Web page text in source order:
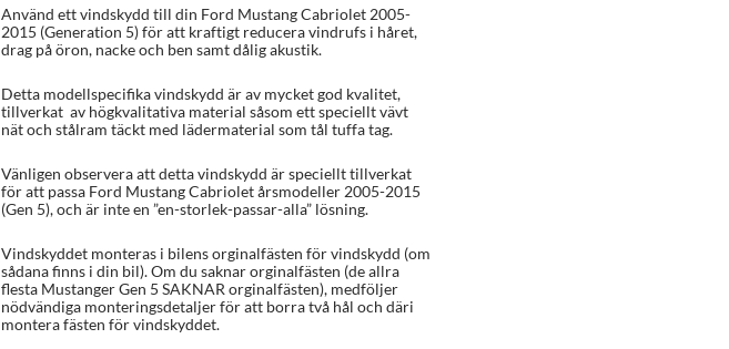
baserat på
kundrecens
ioner
Använd ett vindskydd till din Ford Mustang Cabriolet 2005-
2015 (Generation 5) för att kraftigt reducera vindrufs i håret,
drag på öron, nacke och ben samt dålig akustik.
Detta modellspecifika vindskydd är av mycket god kvalitet,
tillverkat av högkvalitativa material såsom ett speciellt vävt
nät och stålram täckt med lädermaterial som tål tuffa tag.
Vänligen observera att detta vindskydd är speciellt tillverkat
för att passa Ford Mustang Cabriolet årsmodeller 2005-2015
(Gen 5), och är inte en ”en-storlek-passar-alla” lösning.
Vindskyddet monteras i bilens orginalfästen för vindskydd (om
sådana finns i din bil). Om du saknar orginalfästen (de allra
flesta Mustanger Gen 5 SAKNAR orginalfästen), medföljer
nödvändiga monteringsdetaljer för att borra två hål och däri
montera fästen för vindskyddet.